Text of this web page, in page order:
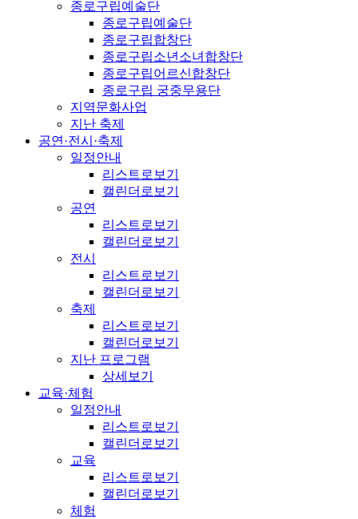
종로구립예술단
종로구립예술단
종로구립합창단
종로구립소년소녀합창단
종로구립어르신합창단
종로구립 궁중무용단
지역문화사업
지난 축제
공연·전시·축제
일정안내
리스트로보기
캘린더로보기
공연
리스트로보기
캘린더로보기
전시
리스트로보기
캘린더로보기
축제
리스트로보기
캘린더로보기
지난 프로그램
상세보기
교육·체험
일정안내
리스트로보기
캘린더로보기
교육
리스트로보기
캘린더로보기
체험